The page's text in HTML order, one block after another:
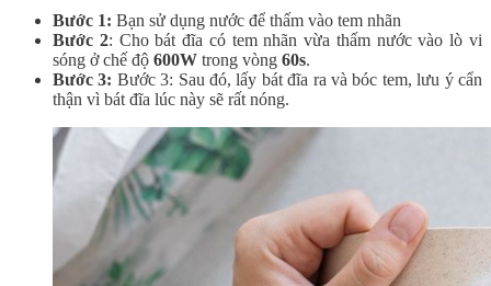
Bước 1: Bạn sử dụng nước để thấm vào tem nhãn
Bước 2: Cho bát đĩa có tem nhãn vừa thấm nước vào lò vi
sóng ở chế độ 600W trong vòng 60s.
Bước 3: Bước 3: Sau đó, lấy bát đĩa ra và bóc tem, lưu ý cẩn
thận vì bát đĩa lúc này sẽ rất nóng.